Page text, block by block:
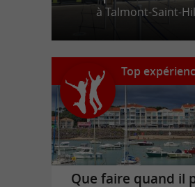
à Talmont-Saint-
Top
Que faire quand il